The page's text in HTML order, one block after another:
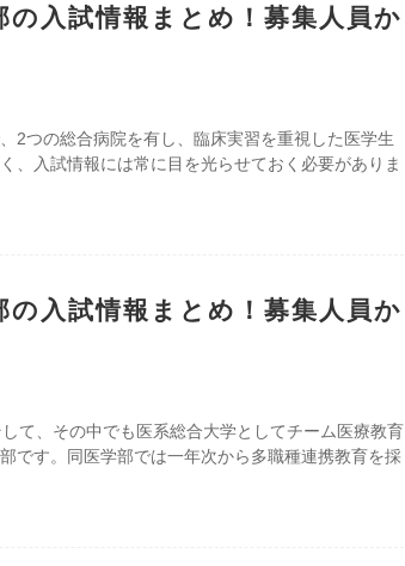
の入試情報まとめ！募集人員か
2つの総合病院を有し、臨床実習を重視した医学生
、入試情報には常に目を光らせておく必要がありま
の入試情報まとめ！募集人員か
て、その中でも医系総合大学としてチーム医療教育
です。同医学部では一年次から多職種連携教育を採